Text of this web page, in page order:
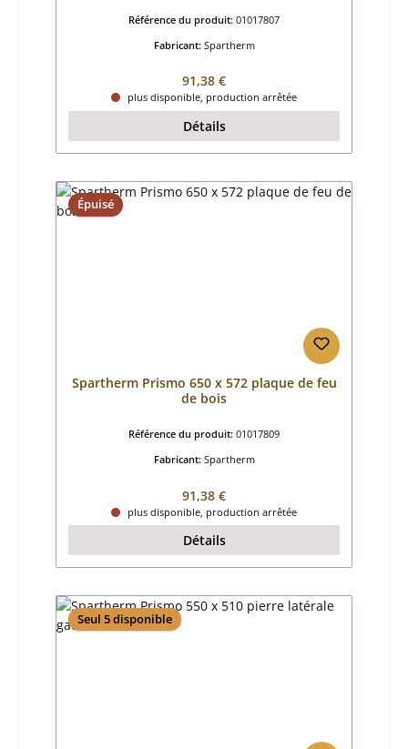
Référence du produit: 01017807
Fabricant: Spartherm
Prix régulier :
91,38 €
plus disponible, production arrêtée
Détails
Épuisé
Spartherm Prismo 650 x 572 plaque de feu
de bois
Référence du produit: 01017809
Fabricant: Spartherm
Prix régulier :
91,38 €
plus disponible, production arrêtée
Détails
Seul 5 disponible